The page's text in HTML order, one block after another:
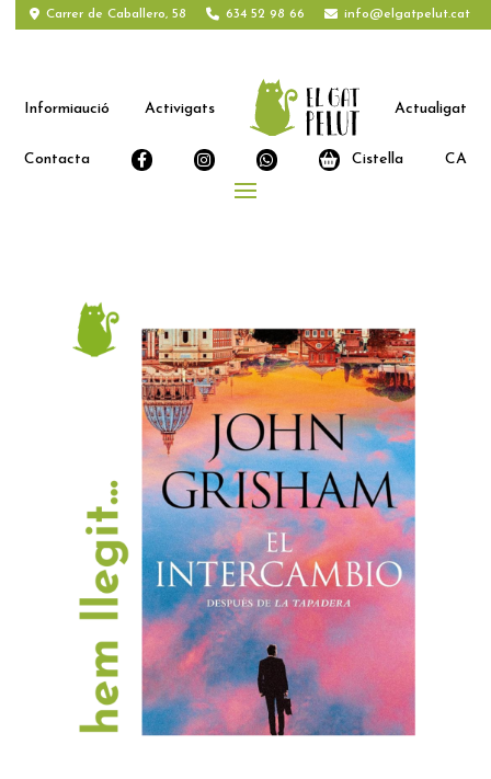
Carrer de Caballero, 58 634 52 98 66 info@elgatpelut.cat
Informiaució Activigats Actualigat
Contacta Cistella CA